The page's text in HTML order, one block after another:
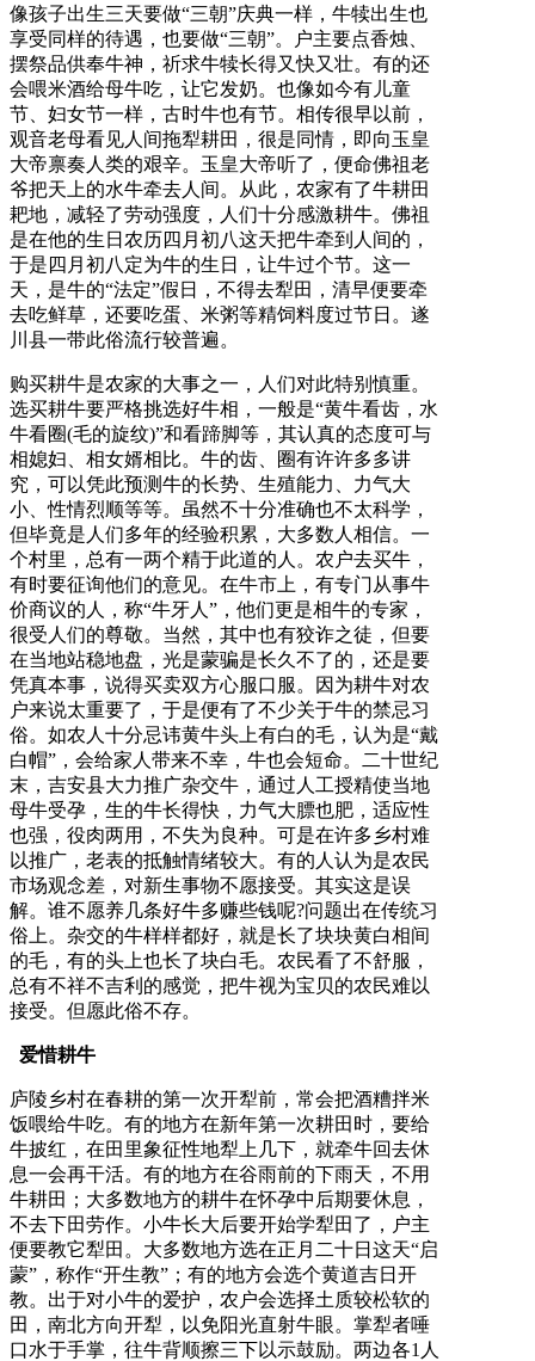
像孩子出生三天要做“三朝”庆典一样，牛犊出生也
享受同样的待遇，也要做“三朝”。户主要点香烛、
摆祭品供奉牛神，祈求牛犊长得又快又壮。有的还
会喂米酒给母牛吃，让它发奶。也像如今有儿童
节、妇女节一样，古时牛也有节。相传很早以前，
观音老母看见人间拖犁耕田，很是同情，即向玉皇
大帝禀奏人类的艰辛。玉皇大帝听了，便命佛祖老
爷把天上的水牛牵去人间。从此，农家有了牛耕田
耙地，减轻了劳动强度，人们十分感激耕牛。佛祖
是在他的生日农历四月初八这天把牛牵到人间的，
于是四月初八定为牛的生日，让牛过个节。这一
天，是牛的“法定”假日，不得去犁田，清早便要牵
去吃鲜草，还要吃蛋、米粥等精饲料度过节日。遂
川县一带此俗流行较普遍。
购买耕牛是农家的大事之一，人们对此特别慎重。
选买耕牛要严格挑选好牛相，一般是“黄牛看齿，水
牛看圈(毛的旋纹)”和看蹄脚等，其认真的态度可与
相媳妇、相女婿相比。牛的齿、圈有许许多多讲
究，可以凭此预测牛的长势、生殖能力、力气大
小、性情烈顺等等。虽然不十分准确也不太科学，
但毕竟是人们多年的经验积累，大多数人相信。一
个村里，总有一两个精于此道的人。农户去买牛，
有时要征询他们的意见。在牛市上，有专门从事牛
价商议的人，称“牛牙人”，他们更是相牛的专家，
很受人们的尊敬。当然，其中也有狡诈之徒，但要
在当地站稳地盘，光是蒙骗是长久不了的，还是要
凭真本事，说得买卖双方心服口服。因为耕牛对农
户来说太重要了，于是便有了不少关于牛的禁忌习
俗。如农人十分忌讳黄牛头上有白的毛，认为是“戴
白帽”，会给家人带来不幸，牛也会短命。二十世纪
末，吉安县大力推广杂交牛，通过人工授精使当地
母牛受孕，生的牛长得快，力气大膘也肥，适应性
也强，役肉两用，不失为良种。可是在许多乡村难
以推广，老表的抵触情绪较大。有的人认为是农民
市场观念差，对新生事物不愿接受。其实这是误
解。谁不愿养几条好牛多赚些钱呢?问题出在传统习
俗上。杂交的牛样样都好，就是长了块块黄白相间
的毛，有的头上也长了块白毛。农民看了不舒服，
总有不祥不吉利的感觉，把牛视为宝贝的农民难以
接受。但愿此俗不存。
爱惜耕牛
庐陵乡村在春耕的第一次开犁前，常会把酒糟拌米
饭喂给牛吃。有的地方在新年第一次耕田时，要给
牛披红，在田里象征性地犁上几下，就牵牛回去休
息一会再干活。有的地方在谷雨前的下雨天，不用
牛耕田；大多数地方的耕牛在怀孕中后期要休息，
不去下田劳作。小牛长大后要开始学犁田了，户主
便要教它犁田。大多数地方选在正月二十日这天“启
蒙”，称作“开生教”；有的地方会选个黄道吉日开
教。出于对小牛的爱护，农户会选择土质较松软的
田，南北方向开犁，以免阳光直射牛眼。掌犁者唾
口水于手掌，往牛背顺擦三下以示鼓励。两边各1人